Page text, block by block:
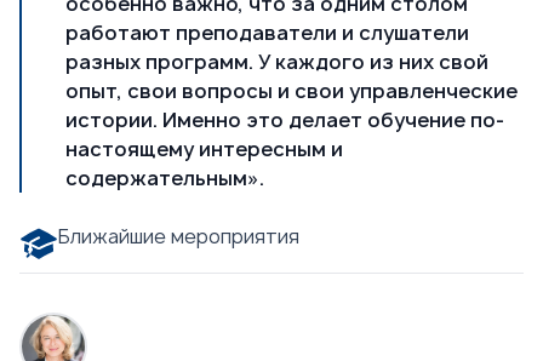
работают преподаватели и слушатели
разных программ. У каждого из них свой
опыт, свои вопросы и свои управленческие
истории. Именно это делает обучение по-
настоящему интересным и
содержательным».
Ближайшие мероприятия